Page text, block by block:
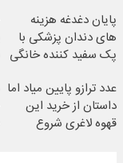
پایان دغدغه هزینه
های دندان پزشکی با
پک سفید کننده خانگی
عدد ترازو پایین میاد اما
داستان از خرید این
قهوه لاغری شروع